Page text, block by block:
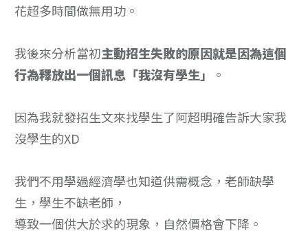
花超多時間做無用功。
我後來分析當初主動招生失敗的原因就是因為這個
行為釋放出一個訊息「我沒有學生」
。
因為我就發招生文來找學生了阿超明確告訴大家我
沒學生的XD
我們不用學過經濟學也知道供需概念，老師缺學
生，學生不缺老師，
導致一個供大於求的現象，自然價格會下降。